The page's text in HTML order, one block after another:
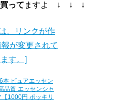
って ますよ ↓ ↓ ↓
本 ピュアエッセン
品質 エッセンシャ
1000円 ポッキリ